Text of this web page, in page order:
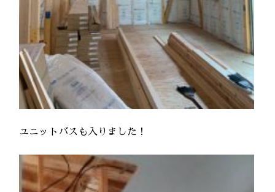
ユニットバスも入りました！